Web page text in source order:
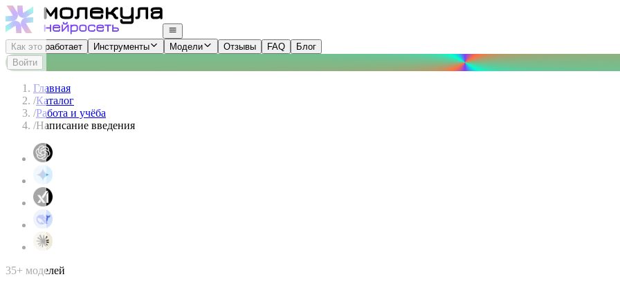
Как это работает Инструменты Модели Отзывы FAQ
Блог
Войти
Главная
/Каталог
/Работа и учёба
/Написание введения
35+ моделей